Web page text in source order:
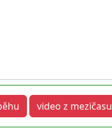
video z mezičasu